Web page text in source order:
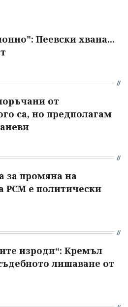
Пеевски хвана...
от
са, но предполагам
за промяна на
РСМ е политически
изроди“: Кремъл
лишаване от